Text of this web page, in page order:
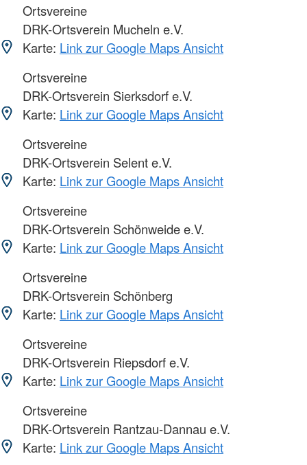
Ortsvereine
DRK-Ortsverein Mucheln e.V.
Karte: Link zur Google Maps Ansicht
Ortsvereine
DRK-Ortsverein Sierksdorf e.V.
Karte: Link zur Google Maps Ansicht
Ortsvereine
DRK-Ortsverein Selent e.V.
Karte: Link zur Google Maps Ansicht
Ortsvereine
DRK-Ortsverein Schönweide e.V.
Karte: Link zur Google Maps Ansicht
Ortsvereine
DRK-Ortsverein Schönberg
Karte: Link zur Google Maps Ansicht
Ortsvereine
DRK-Ortsverein Riepsdorf e.V.
Karte: Link zur Google Maps Ansicht
Ortsvereine
DRK-Ortsverein Rantzau-Dannau e.V.
Karte: Link zur Google Maps Ansicht